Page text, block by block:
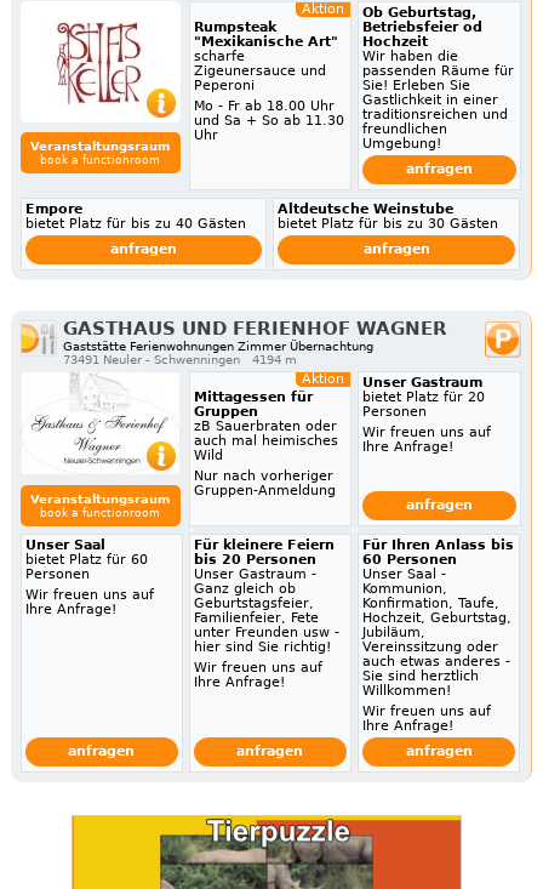
Veranstaltungsraum
book a functionroom
Aktion
Rumpsteak
"Mexikanische Art"
scharfe
Zigeunersauce und
Peperoni
Mo - Fr ab 18.00 Uhr
und Sa + So ab 11.30
Uhr
Ob Geburtstag,
Betriebsfeier od
Hochzeit
Wir haben die
passenden Räume für
Sie! Erleben Sie
Gastlichkeit in einer
traditionsreichen und
freundlichen
Umgebung!
anfragen
Empore
bietet Platz für bis zu 40 Gästen
anfragen
Altdeutsche Weinstube
bietet Platz für bis zu 30 Gästen
anfragen
GASTHAUS UND FERIENHOF WAGNER
Gaststätte Ferienwohnungen Zimmer Übernachtung
73491 Neuler - Schwenningen
4194 m
Veranstaltungsraum
book a functionroom
Aktion
Mittagessen für
Gruppen
zB Sauerbraten oder
auch mal heimisches
Wild
Nur nach vorheriger
Gruppen-Anmeldung
Unser Gastraum
bietet Platz für 20
Personen
Wir freuen uns auf
Ihre Anfrage!
anfragen
Unser Saal
bietet Platz für 60
Personen
Wir freuen uns auf
Ihre Anfrage!
anfragen
Für kleinere Feiern
bis 20 Personen
Unser Gastraum -
Ganz gleich ob
Geburtstagsfeier,
Familienfeier, Fete
unter Freunden usw -
hier sind Sie richtig!
Wir freuen uns auf
Ihre Anfrage!
anfragen
Für Ihren Anlass bis
60 Personen
Unser Saal -
Kommunion,
Konfirmation, Taufe,
Hochzeit, Geburtstag,
Jubiläum,
Vereinssitzung oder
auch etwas anderes -
Sie sind herztlich
Willkommen!
Wir freuen uns auf
Ihre Anfrage!
anfragen